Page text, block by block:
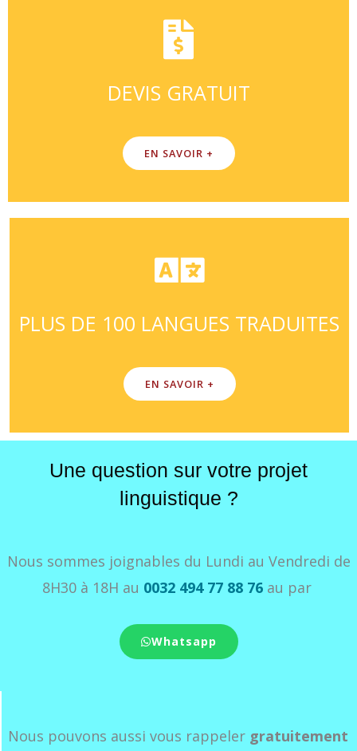
DEVIS GRATUIT
EN SAVOIR +
PLUS DE 100 LANGUES TRADUITES
EN SAVOIR +
Une question sur votre projet
linguistique ?
Nous sommes joignables du Lundi au Vendredi de
8H30 à 18H au 0032 494 77 88 76 au par
Whatsapp
Nous pouvons aussi vous rappeler gratuitement